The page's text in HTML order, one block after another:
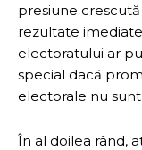
presiune
rezultate
electoratului ar
special dacă
electorale nu
În al doilea rând,